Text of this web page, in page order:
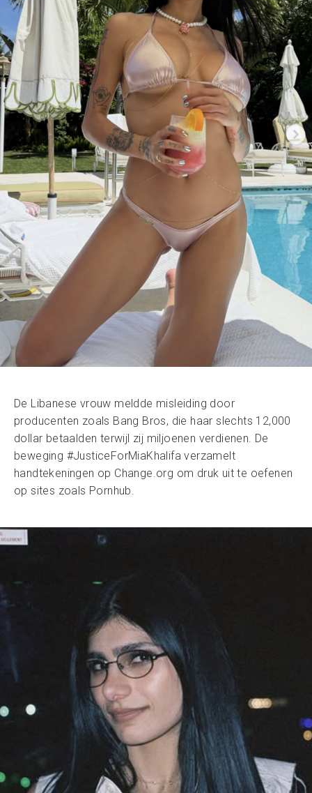
De Libanese vrouw meldde misleiding door
producenten zoals Bang Bros, die haar slechts 12,000
dollar betaalden terwijl zij miljoenen verdienen. De
beweging #JusticeForMiaKhalifa verzamelt
handtekeningen op Change.org om druk uit te oefenen
op sites zoals Pornhub.